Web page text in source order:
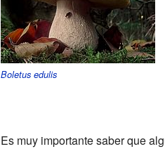
Boletus edulis
Es muy importante saber que